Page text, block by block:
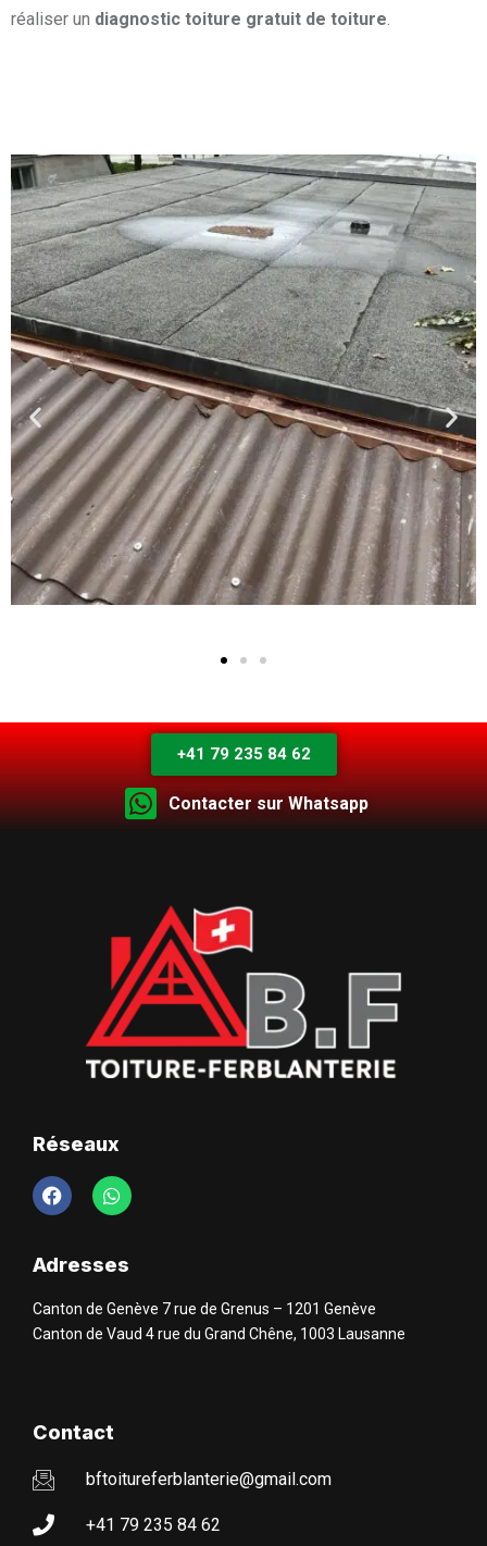
réaliser un diagnostic toiture gratuit de toiture.
+41 79 235 84 62
Contacter sur Whatsapp
Réseaux
Adresses
Canton de Genève 7 rue de Grenus – 1201 Genève
Canton de Vaud 4 rue du Grand Chêne, 1003 Lausanne
Contact
bftoitureferblanterie@gmail.com
+41 79 235 84 62